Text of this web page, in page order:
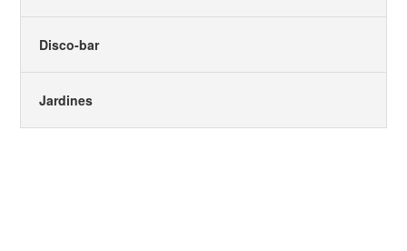
Disco-bar
Jardines